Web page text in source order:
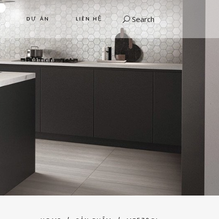
DỰ ÁN LIÊN HỆ Search